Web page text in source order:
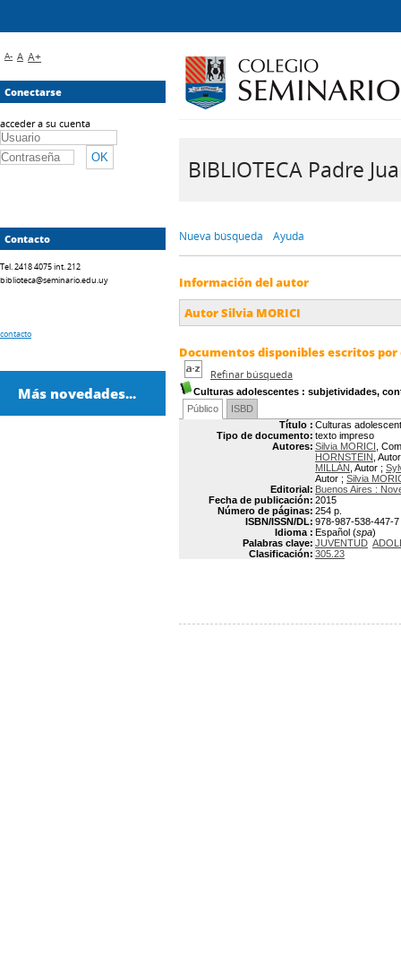
BIBLIOTECA Padre
Nueva búsqueda Ayuda
Información del autor
Autor Silvia MORICI
Documentos disponibles escritos
Refinar búsqueda
Culturas adolescentes : subjetividades,
Público
ISBD
Título : Culturas
Tipo de documento: texto impreso
Autores: Silvia MORICI ,
HORNSTEIN ,
MILLÁN , Autor ;
Autor ; Silvia
Editorial: Buenos Aires :
Fecha de publicación: 2015
Número de páginas: 254 p.
ISBN/ISSN/DL: 978-987-538-447-7
Idioma : Español (spa)
Palabras clave: JUVENTUD
Clasificación: 305.23
A- A A+
Conectarse
acceder a su cuenta
Contacto
Tel. 2418 4075 int. 212
biblioteca@seminario.edu.uy
contacto
Más novedades...